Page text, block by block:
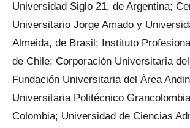
Universidad Siglo 21, de Argentina;
Universitario Jorge Amado y
Almeida, de Brasil; Instituto
de Chile; Corporación Universitaria
Fundación Universitaria del Área
Universitaria Politécnico
Colombia; Universidad de Ciencias